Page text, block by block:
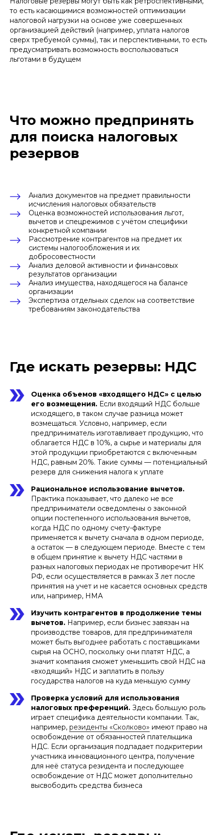
то есть касающимися возможностей оптимизации
налоговой нагрузки на основе уже совершенных
организацией действий (например, уплата налогов
сверх требуемой суммы), так и перспективными, то есть
предусматривать возможность воспользоваться
льготами в будущем
Что можно предпринять
для поиска налоговых
резервов
Анализ документов на предмет правильности
исчисления налоговых обязательств
Оценка возможностей использования льгот,
вычетов и спецрежимов с учётом специфики
конкретной компании
Рассмотрение контрагентов на предмет их
системы налогообложения и их
добросовестности
Анализ деловой активности и финансовых
результатов организации
Анализ имущества, находящегося на балансе
организации
Экспертиза отдельных сделок на соответствие
требованиям законодательства
Где искать резервы: НДС
Оценка объемов «входящего НДС» с целью
его возмещения. Если входящий НДС больше
исходящего, в таком случае разница может
возмещаться. Условно, например, если
предприниматель изготавливает продукцию, что
облагается НДС в 10%, а сырье и материалы для
этой продукции приобретаются с включенным
НДС, равным 20%. Такие суммы — потенциальный
резерв для снижения налога к уплате
Рациональное использование вычетов.
Практика показывает, что далеко не все
предприниматели осведомлены о законной
опции постепенного использования вычетов,
когда НДС по одному счету-фактуре
применяется к вычету сначала в одном периоде,
а остаток — в следующем периоде. Вместе с тем
в общем принятие к вычету НДС частями в
разных налоговых периодах не противоречит НК
РФ, если осуществляется в рамках 3 лет после
принятия на учет и не касается основных средств
или, например, НМА
Изучить контрагентов в продолжение темы
вычетов. Например, если бизнес завязан на
производстве товаров, для предпринимателя
может быть выгоднее работать с поставщиками
сырья на ОСНО, поскольку они платят НДС, а
значит компания сможет уменьшить свой НДС на
«входящий» НДС и заплатить в пользу
государства налогов на куда меньшую сумму
Проверка условий для использования
налоговых преференций. Здесь большую роль
играет специфика деятельности компании. Так,
например, резиденты «Сколково» имеют право на
освобождение от обязанностей плательщика
НДС. Если организация подпадает подкритерии
участника инновационного центра, получение
для неё статуса резидента и последующее
освобождение от НДС может дополнительно
высвободить средства бизнеса